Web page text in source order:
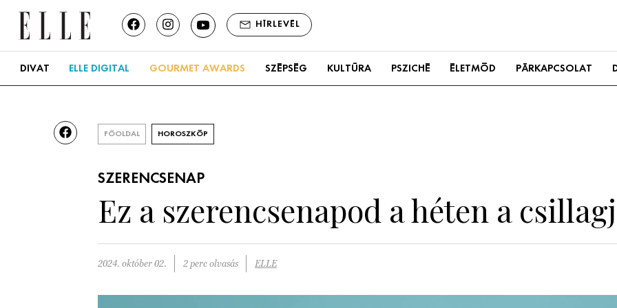
HÍRLEVÉL
DIVAT ELLE DIGITAL GOURMET AWARDS SZÉPSÉG KULTÚRA PSZICHÉ ÉLETMÓD PÁRKAPCSOLAT
FŐOLDAL HOROSZKÓP
SZERENCSENAP
Ez a szerencsenapod a héten a
2024. október 02. 2 perc olvasás ELLE